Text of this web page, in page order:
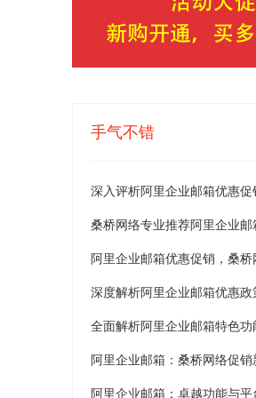
手气不错